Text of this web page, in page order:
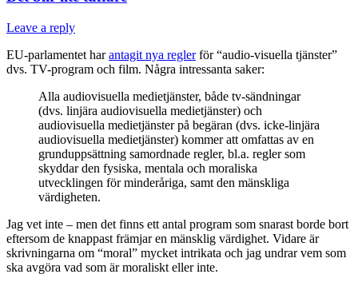
Leave a reply
EU-parlamentet harantagit nya reglerför “audio-visuella tjänster”
dvs. TV-program och film. Några intressanta saker:
Alla audiovisuella medietjänster, både tv-sändningar
(dvs. linjära audiovisuella medietjänster) och
audiovisuella medietjänster på begäran (dvs. icke-linjära
audiovisuella medietjänster) kommer att omfattas av en
grunduppsättning samordnade regler, bl.a. regler som
skyddar den fysiska, mentala och moraliska
utvecklingen för minderåriga, samt den mänskliga
värdigheten.
Jag vet inte – men det finns ett antal program som snarast borde bort
eftersom de knappast främjar en mänsklig värdighet. Vidare är
skrivningarna om “moral” mycket intrikata och jag undrar vem som
ska avgöra vad som är moraliskt eller inte.